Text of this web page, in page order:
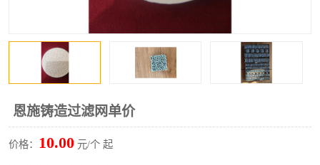
恩施铸造过滤网单价
价格： 10.00 元/个 起